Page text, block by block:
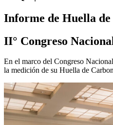
Informe de Huella
II° Congreso
En el marco del Congreso
la medición de su Huella de